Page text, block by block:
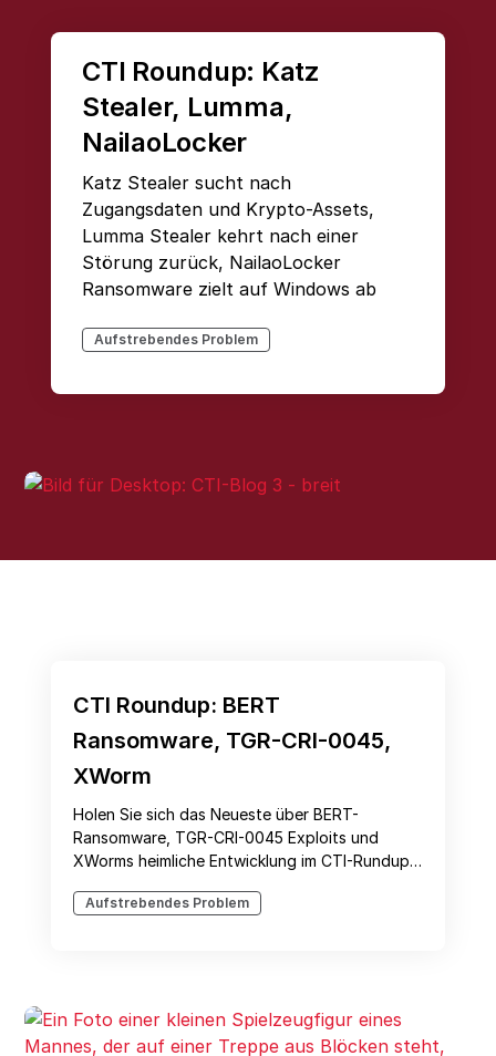
CTI Roundup: Katz
Stealer, Lumma,
NailaoLocker
Katz Stealer sucht nach
Zugangsdaten und Krypto-Assets,
Lumma Stealer kehrt nach einer
Störung zurück, NailaoLocker
Ransomware zielt auf Windows ab
Aufstrebendes Problem
CTI Roundup: BERT
Ransomware, TGR-CRI-0045,
XWorm
Holen Sie sich das Neueste über BERT-
Ransomware, TGR-CRI-0045 Exploits und
XWorms heimliche Entwicklung im CTI-Rundup
Aufstrebendes Problem